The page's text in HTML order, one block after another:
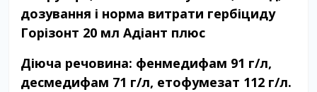
дозування і норма витрати гербіциду
Горізонт 20 мл Адіант плюс
Діюча речовина: фенмедифам 91 г/л,
десмедифам 71 г/л, етофумезат 112 г/л.